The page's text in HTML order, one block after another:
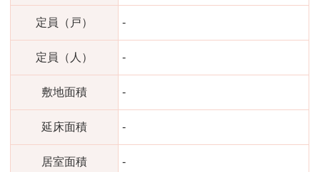
定員（戸） -
定員（人） -
敷地面積 -
延床面積 -
居室面積 -